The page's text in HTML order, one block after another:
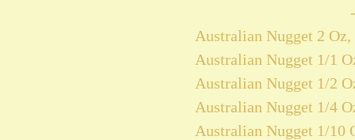
Australian Nugget 2
Australian Nugget 1/1
Australian Nugget 1/2
Australian Nugget 1/4
Australian Nugget 1/10